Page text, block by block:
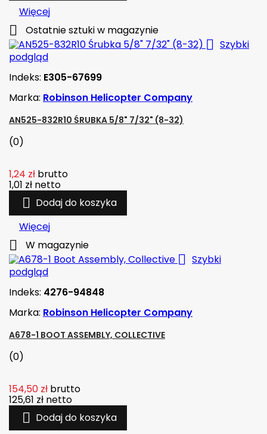
Więcej
 Ostatnie sztuki w magazynie
 Szybki
podgląd
Indeks: E305-67699
Marka: Robinson Helicopter Company
AN525-832R10 ŚRUBKA 5/8" 7/32" (8-32)
(0)
1,24 zł brutto
1,01 zł netto
 Dodaj do koszyka
Więcej
 W magazynie
 Szybki
podgląd
Indeks: 4276-94848
Marka: Robinson Helicopter Company
A678-1 BOOT ASSEMBLY, COLLECTIVE
(0)
154,50 zł brutto
125,61 zł netto
 Dodaj do koszyka